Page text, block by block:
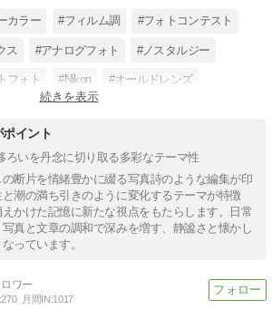
カラー #フィルム調 #フォトコンテスト
ス #アナログフォト #ノスタルジー
フォト #Nikon #オールドレンズ
続きを表示
イント
ろいを丹念に切り取る多彩なテーマ性
断片を情緒豊かに綴る写真詩のような編集が印
潮の満ち引きのように変化するテーマが特徴
かけた記憶に新たな視点をもたらします。日常
真と文章の調和で深みを増す、静謐さと懐かし
っています。
270 月間IN:1017